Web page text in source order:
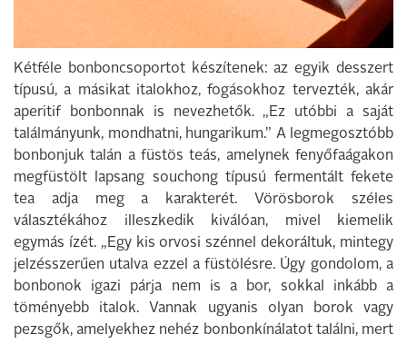
Kétféle bonboncsoportot készítenek: az egyik desszert
típusú, a másikat italokhoz, fogásokhoz tervezték, akár
aperitif bonbonnak is nevezhetők. „Ez utóbbi a saját
találmányunk, mondhatni, hungarikum.” A legmegosztóbb
bonbonjuk talán a füstös teás, amelynek fenyőfaágakon
megfüstölt lapsang souchong típusú fermentált fekete
tea adja meg a karakterét. Vörösborok széles
választékához illeszkedik kiválóan, mivel kiemelik
egymás ízét. „Egy kis orvosi szénnel dekoráltuk, mintegy
jelzésszerűen utalva ezzel a füstölésre. Úgy gondolom, a
bonbonok igazi párja nem is a bor, sokkal inkább a
töményebb italok. Vannak ugyanis olyan borok vagy
pezsgők, amelyekhez nehéz bonbonkínálatot találni, mert